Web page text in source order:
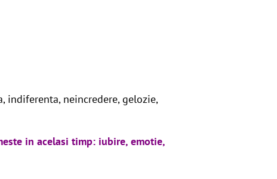
indiferenta, neincredere, gelozie,
in acelasi timp: iubire, emotie,